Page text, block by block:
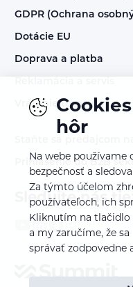
GDPR (Ochrana
Dotácie EU
Doprava a platba
Vrátenie tovaru
Prihlásenie do B2B
Sledujte nás
hôr
Na webe používame
bezpečnosť a
Za týmto účelom
používateľoch, ich
Kliknutím na tlačidlo
a my zaručíme, že
správať zodpovedne